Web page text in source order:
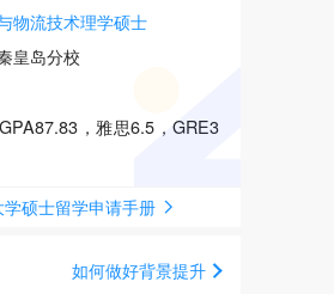
物流技术理学硕士
皇岛分校
，雅思6.5，GRE3
硕士留学申请手册
如何做好背景提升